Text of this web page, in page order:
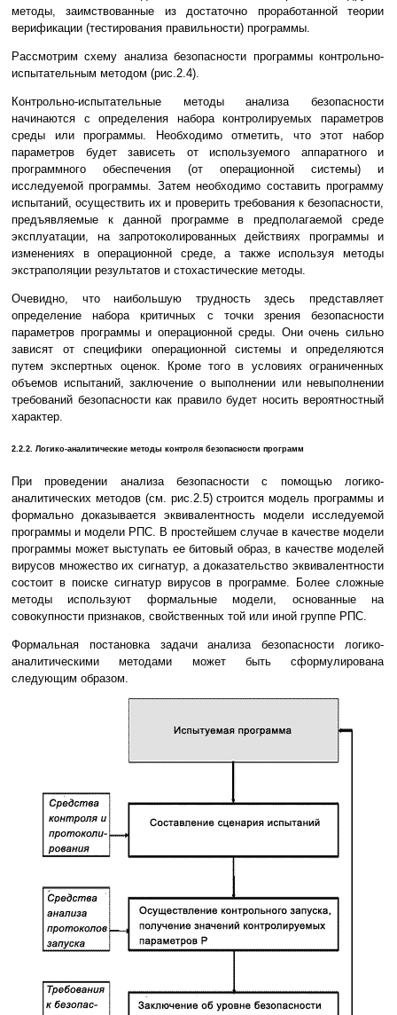
методы, заимствованные из достаточно проработанной теории
верификации (тестирования правильности) программы.
Рассмотрим схему анализа безопасности программы контрольно-
испытательным методом (рис.2.4).
Контрольно-испытательные методы анализа безопасности
начинаются с определения набора контролируемых параметров
среды или программы. Необходимо отметить, что этот набор
параметров будет зависеть от используемого аппаратного и
программного обеспечения (от операционной системы) и
исследуемой программы. Затем необходимо составить программу
испытаний, осуществить их и проверить требования к безопасности,
предъявляемые к данной программе в предполагаемой среде
эксплуатации, на запротоколированных действиях программы и
изменениях в операционной среде, а также используя методы
экстраполяции результатов и стохастические методы.
Очевидно, что наибольшую трудность здесь представляет
определение набора критичных с точки зрения безопасности
параметров программы и операционной среды. Они очень сильно
зависят от специфики операционной системы и определяются
путем экспертных оценок. Кроме того в условиях ограниченных
объемов испытаний, заключение о выполнении или невыполнении
требований безопасности как правило будет носить вероятностный
характер.
2.2.2. Логико-аналитические методы контроля безопасности программ
При проведении анализа безопасности с помощью логико-
аналитических методов (см. рис.2.5) строится модель программы и
формально доказывается эквивалентность модели исследуемой
программы и модели РПС. В простейшем случае в качестве модели
программы может выступать ее битовый образ, в качестве моделей
вирусов множество их сигнатур, а доказательство эквивалентности
состоит в поиске сигнатур вирусов в программе. Более сложные
методы используют формальные модели, основанные на
совокупности признаков, свойственных той или иной группе РПС.
Формальная постановка задачи анализа безопасности логико-
аналитическими методами может быть сформулирована
следующим образом.